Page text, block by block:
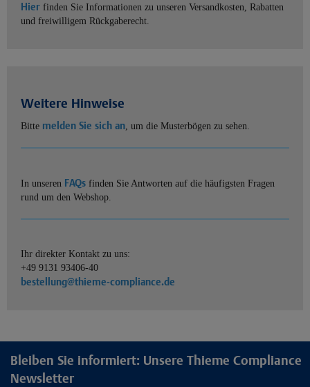
Hier finden Sie Informationen zu unseren Versandkosten, Rabatten
und freiwilligem Rückgaberecht.
Weitere Hinweise
Bitte melden Sie sich an, um die Musterbögen zu sehen.
In unseren FAQs finden Sie Antworten auf die häufigsten Fragen
rund um den Webshop.
Ihr direkter Kontakt zu uns:
+49 9131 93406-40
bestellung@thieme-compliance.de
Bleiben Sie informiert: Unsere Thieme Compliance
Newsletter